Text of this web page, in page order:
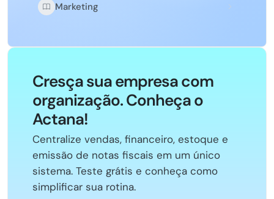
Marketing
Cresça sua empresa com
organização. Conheça o
Actana!
Centralize vendas, financeiro, estoque e
emissão de notas fiscais em um único
sistema. Teste grátis e conheça como
simplificar sua rotina.